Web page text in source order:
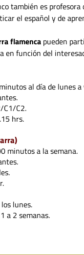
también es
el español y de
flamenca pueden
en función del
al día de lunes
C2.
hrs.
minutos a la semana.
lunes.
a 2 semanas.